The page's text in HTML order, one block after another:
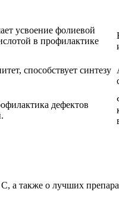
усвоение фолиевой
в профилактике
способствует синтезу
дефектов
а также о лучших